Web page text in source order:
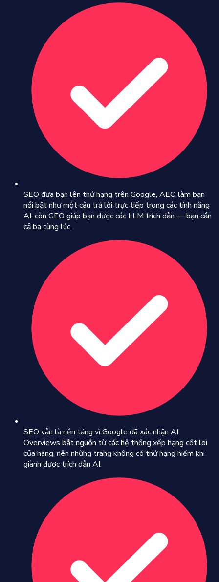
SEO đưa bạn lên thứ hạng trên Google, AEO làm bạn
nổi bật như một câu trả lời trực tiếp trong các tính năng
AI, còn GEO giúp bạn được các LLM trích dẫn — bạn cần
cả ba cùng lúc.
SEO vẫn là nền tảng vì Google đã xác nhận AI
Overviews bắt nguồn từ các hệ thống xếp hạng cốt lõi
của hãng, nên những trang không có thứ hạng hiếm khi
giành được trích dẫn AI.